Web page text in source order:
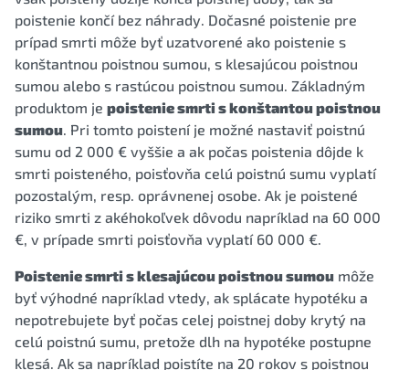
poistenie končí bez náhrady. Dočasné poistenie pre
prípad smrti môže byť uzatvorené ako poistenie s
konštantnou poistnou sumou, s klesajúcou poistnou
sumou alebo s rastúcou poistnou sumou. Základným
produktom je poistenie smrti s konštantou poistnou
sumou. Pri tomto poistení je možné nastaviť poistnú
sumu od 2 000 € vyššie a ak počas poistenia dôjde k
smrti poisteného, poisťovňa celú poistnú sumu vyplatí
pozostalým, resp. oprávnenej osobe. Ak je poistené
riziko smrti z akéhokoľvek dôvodu napríklad na 60 000
€, v prípade smrti poisťovňa vyplatí 60 000 €.
Poistenie smrti s klesajúcou poistnou sumou môže
byť výhodné napríklad vtedy, ak splácate hypotéku a
nepotrebujete byť počas celej poistnej doby krytý na
celú poistnú sumu, pretože dlh na hypotéke postupne
klesá. Ak sa napríklad poistíte na 20 rokov s poistnou